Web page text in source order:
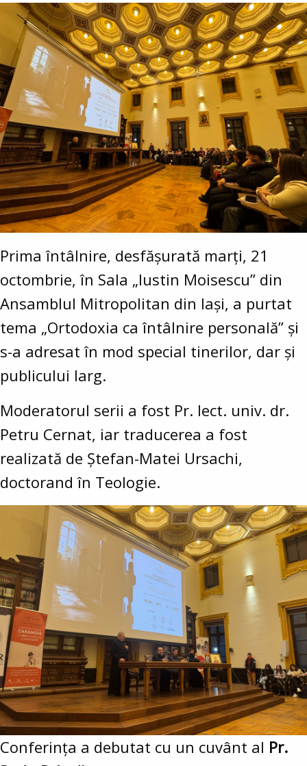
Prima întâlnire, desfășurată marți, 21
octombrie, în Sala „Iustin Moisescu” din
Ansamblul Mitropolitan din Iași, a purtat
tema „Ortodoxia ca întâlnire personală” și
s-a adresat în mod special tinerilor, dar și
publicului larg.
Moderatorul serii a fost Pr. lect. univ. dr.
Petru Cernat, iar traducerea a fost
realizată de Ștefan-Matei Ursachi,
doctorand în Teologie.
Conferința a debutat cu un cuvânt al Pr.